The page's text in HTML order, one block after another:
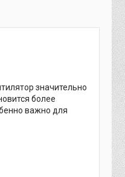
значительно
более
важно для